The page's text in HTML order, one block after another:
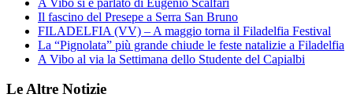
Il fascino del Presepe a Serra San Bruno
FILADELFIA (VV) – A maggio torna il Filadelfia Festival
La “Pignolata” più grande chiude le feste natalizie a Filadelfia
A Vibo al via la Settimana dello Studente del Capialbi
Le Altre Notizie